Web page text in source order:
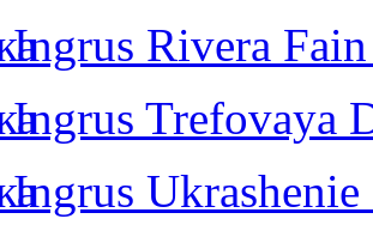
Ingrus Rivera
Ingrus Trefovaya
Ingrus Ukrashenie